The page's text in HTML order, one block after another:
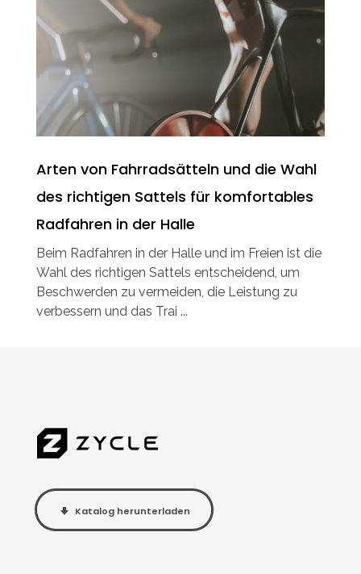
Arten von Fahrradsätteln und die Wahl
des richtigen Sattels für komfortables
Radfahren in der Halle
Beim Radfahren in der Halle und im Freien ist die
Wahl des richtigen Sattels entscheidend, um
Beschwerden zu vermeiden, die Leistung zu
verbessern und das Trai ...
Katalog herunterladen